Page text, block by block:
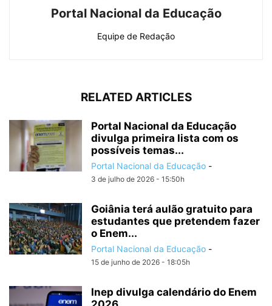
Portal Nacional da Educação
Equipe de Redação
RELATED ARTICLES
Portal Nacional da Educação
divulga primeira lista com os
possíveis temas...
Portal Nacional da Educação -
3 de julho de 2026 - 15:50h
Goiânia terá aulão gratuito para
estudantes que pretendem fazer
o Enem...
Portal Nacional da Educação -
15 de junho de 2026 - 18:05h
Inep divulga calendário do Enem